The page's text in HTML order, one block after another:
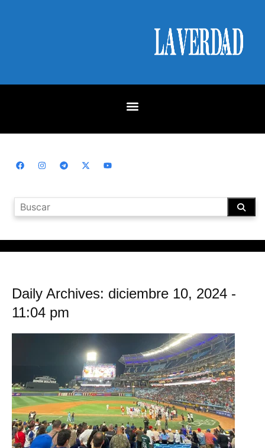
Daily Archives: diciembre 10, 2024 -
11:04 pm